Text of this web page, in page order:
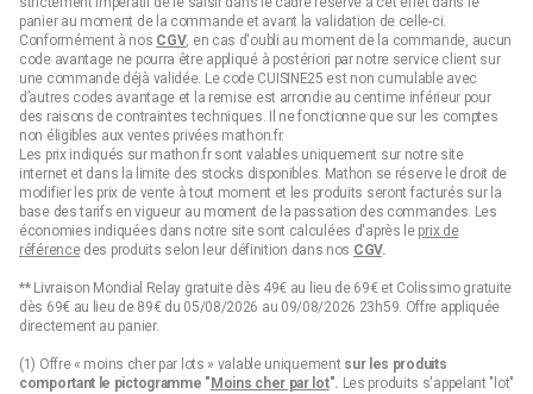
panier au moment de la commande et avant la validation de celle-ci.
Conformément à nos CGV, en cas d'oubli au moment de la commande, aucun
code avantage ne pourra être appliqué à postériori par notre service client sur
une commande déjà validée. Le code CUISINE25 est non cumulable avec
d’autres codes avantage et la remise est arrondie au centime inférieur pour
des raisons de contraintes techniques. Il ne fonctionne que sur les comptes
non éligibles aux ventes privées mathon.fr.
Les prix indiqués sur mathon.fr sont valables uniquement sur notre site
internet et dans la limite des stocks disponibles. Mathon se réserve le droit de
modifier les prix de vente à tout moment et les produits seront facturés sur la
base des tarifs en vigueur au moment de la passation des commandes. Les
économies indiquées dans notre site sont calculées d'après le prix de
référencedes produits selon leur définition dans nos CGV.
** Livraison Mondial Relay gratuite dès 49€ au lieu de 69€ et Colissimo gratuite
dès 69€ au lieu de 89€ du 05/08/2026 au 09/08/2026 23h59. Offre appliquée
directement au panier.
(1) Offre « moins cher par lots » valable uniquement sur les produits
comportant le pictogramme "Moins cher par lot". Les produits s'appelant "lot"